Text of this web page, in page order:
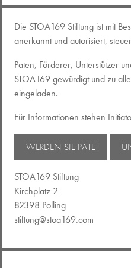
Die STOA169 Stiftung ist mit
anerkannt und autorisiert,
Paten, Förderer, Unterstützer
STOA169 gewürdigt und zu
eingeladen.
Für Informationen stehen
WERDEN SIE PATE
STOA169 Stiftung
Kirchplatz 2
82398 Polling
stiftung@stoa169.com